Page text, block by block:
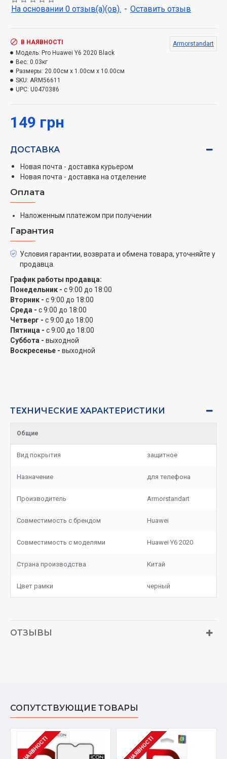
На основании 0 отзыв(а)(ов). - Оставить отзыв
149 грн
В НАЯВНОСТІ
Модель: Pro Huawei Y6 2020 Black
Вес: 0.03кг
Размеры: 20.00см x 1.00см x 10.00см
SKU: ARM56611
UPC: U0470386
Armorstandart
ДОСТАВКА
Новая почта - доставка курьером
Новая почта - доставка на отделение
Оплата
Наложенным платежом при получении
Гарантия
Условия гарантии, возврата и обмена товара, уточняйте у
продавца.
График работы продавца:
Понедельник - с 9:00 до 18:00
Вторник - с 9:00 до 18:00
Среда - с 9:00 до 18:00
Четверг - с 9:00 до 18:00
Пятница - с 9:00 до 18:00
Суббота - выходной
Воскресенье - выходной
ТЕХНИЧЕСКИЕ ХАРАКТЕРИСТИКИ
Общие
Вид покрытия защитное
Назначение для телефона
Производитель Armorstandart
Совместимость с брендом Huawei
Совместимость с моделями Huawei Y6 2020
Страна производства Китай
Цвет рамки черный
ОТЗЫВЫ
СОПУТСТВУЮЩИЕ ТОВАРЫ
В НАЯВНОСТІ В НАЯВНОСТІ